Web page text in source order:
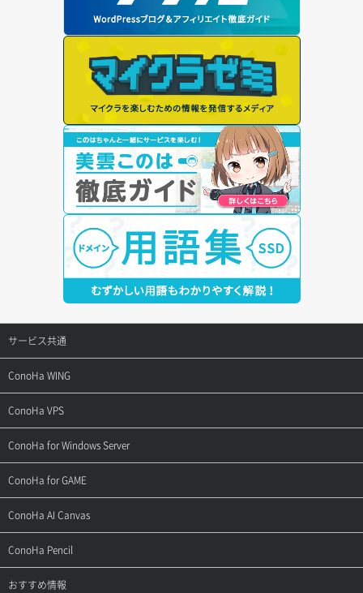
サービス共通
サポートトップ
ご契約・お支払い
用語集
お問い合わせ
ConoHa WING
サポートトップ
ご利用ガイド
お乗り換えガイド
よくある質問
ConoHa VPS
サポートトップ
ご利用ガイド
APIドキュメントVPS2.0
APIドキュメントVPS3.0
ConoHa for Windows Server
サポートトップ
ご利用ガイド
APIドキュメントVPS2.0
ConoHa for GAME
サポートトップ
ご利用ガイド
ConoHa AI Canvas
サポートトップ
ご利用ガイド
ConoHa Pencil
サポートトップ
おすすめ情報